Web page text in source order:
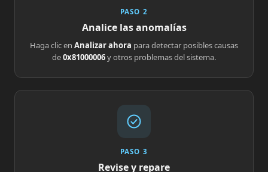
PASO 2
Analice las anomalías
Haga clic en Analizar ahora para detectar posibles causas
de0x81000006y otros problemas del sistema.
PASO 3
Revise y repare